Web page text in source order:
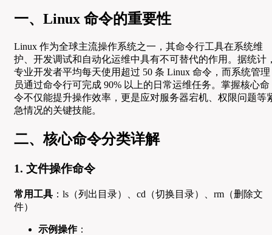
一、Linux 命令的重要性
Linux 作为全球主流操作系统之一，其命令行工具在系统维
护、开发调试和自动化运维中具有不可替代的作用。据统计
专业开发者平均每天使用超过 50 条 Linux 命令，而系统管理
员通过命令行可完成 90% 以上的日常运维任务。掌握核心命
令不仅能提升操作效率，更是应对服务器宕机、权限问题等
急情况的关键技能。
二、核心命令分类详解
1. 文件操作命令
常用工具 ：ls（列出目录）、cd（切换目录）、rm（删除文
件）
示例操作：